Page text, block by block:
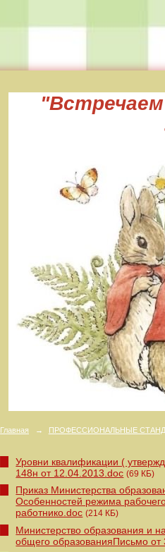
Главная → ПРОФЕССИОНАЛЬНЫЕ
Уровни квалификации (
148н от 12.04.2013.doc (69 КБ)
Приказ Министерства
Особенностей режима
работнико.doc (214 КБ)
Министерство образования и
общего образованияПисьмо